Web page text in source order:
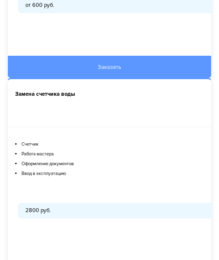
от 600 руб.
Заказать
Замена счетчика воды
Счетчик
Работа мастера
Оформление документов
Ввод в эксплуатацию
2800 руб.